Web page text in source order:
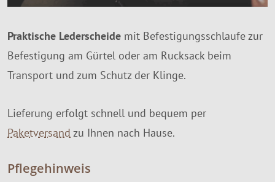
Praktische Lederscheide mit Befestigungsschlaufe zur
Befestigung am Gürtel oder am Rucksack beim
Transport und zum Schutz der Klinge.
Lieferung erfolgt schnell und bequem per
Paketversand zu Ihnen nach Hause.
Pflegehinweis